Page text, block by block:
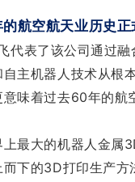
航空航天业历史正
代表了该公司通过
主机器人技术从根
味着过去60年的航
最大的机器人金属
而下的3D打印生产